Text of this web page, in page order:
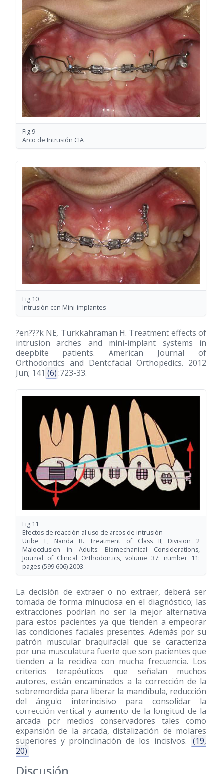
Fig.9
Arco de Intrusión CIA
Fig.10
Intrusión con Mini-implantes
?en???k NE, Türkkahraman H. Treatment effects of
intrusion arches and mini-implant systems in
deepbite patients. American Journal of
Orthodontics and Dentofacial Orthopedics. 2012
Jun; 141 (6) :723-33.
Fig.11
Efectos de reacción al uso de arcos de intrusión
Uribe F, Nanda R. Treatment of Class II, Division 2
Malocclusion in Adults: Biomechanical Considerations,
Journal of Clinical Orthodontics, volume 37: number 11:
pages (599-606)2003.
La decisión de extraer o no extraer, deberá ser
tomada de forma minuciosa en el diagnóstico; las
extracciones podrían no ser la mejor alternativa
para estos pacientes ya que tienden a empeorar
las condiciones faciales presentes. Además por su
patrón muscular braquifacial que se caracteriza
por una musculatura fuerte que son pacientes que
tienden a la recidiva con mucha frecuencia. Los
criterios terapéuticos que señalan muchos
autores, están encaminados a la corrección de la
sobremordida para liberar la mandíbula, reducción
del ángulo interincisivo para consolidar la
corrección vertical y aumento de la longitud de la
arcada por medios conservadores tales como
expansión de la arcada, distalización de molares
superiores y proinclinación de los incisivos. (19,
20)
Discusión